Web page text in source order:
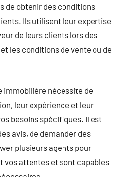
de obtenir des conditions
Ils utilisent leur expertise
de leurs clients lors des
les conditions de vente ou de
immobilière nécessite de
leur expérience et leur
besoins spécifiques. Il est
avis, de demander des
plusieurs agents pour
vos attentes et sont capables